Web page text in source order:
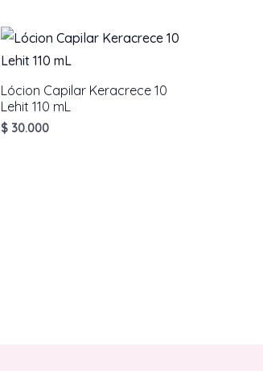
Lócion Capilar Keracrece 10
Lehit 110 mL
$ 30.000